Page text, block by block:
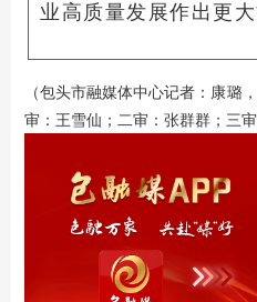
业高质量发展作出更大
（包头市融媒体中心记者： 康璐
审：王雪仙；二审：张群群；三审